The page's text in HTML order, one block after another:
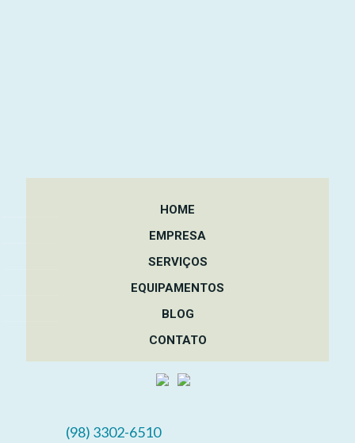
HOME
EMPRESA
SERVIÇOS
EQUIPAMENTOS
BLOG
CONTATO
(98) 3302-6510